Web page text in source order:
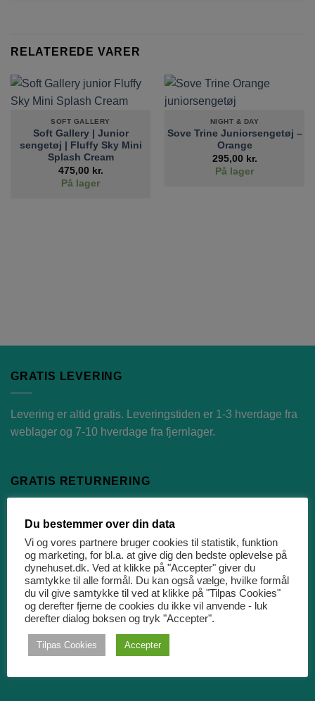
RELATEREDE VARER
SOFT GALLERY
Soft Gallery | Junior
sengetøj | Fluffy Sky Mini
Splash Cream
475,00 kr.
På lager
NIGHT & DAY
Sove Trine Juniorsengetøj –
Orange
295,00 kr.
På lager
GRATIS LEVERING
Levering er altid gratis. Leveringstiden er 1-3 hverdage fra
weblager og 7-10 hverdage fra fjernlager.
GRATIS RETURNERING
Udfyld oplysningerne på voresretur portal
automatisk tilsendt en retur label.
PRISGARANTI
Vi har prisgaranti. Det betyder at vi altid matcher prisen,
hvis du kan finde varen billigere et andet sted.
Du bestemmer over din data
Vi og vores partnere bruger cookies til statistik, funktion
og marketing, for bl.a. at give dig den bedste oplevelse på
dynehuset.dk. Ved at klikke på "Accepter" giver du
samtykke til alle formål. Du kan også vælge, hvilke formål
du vil give samtykke til ved at klikke på "Tilpas Cookies"
og derefter fjerne de cookies du ikke vil anvende - luk
derefter dialog boksen og tryk "Accepter".
Tilpas Cookies Accepter